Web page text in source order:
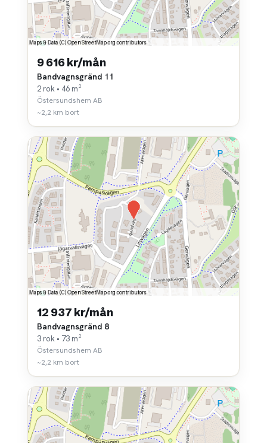
9 616 kr/mån
Bandvagnsgränd 11
2 rok • 46 m²
Östersundshem AB
~2,2 km bort
12 937 kr/mån
Bandvagnsgränd 8
3 rok • 73 m²
Östersundshem AB
~2,2 km bort